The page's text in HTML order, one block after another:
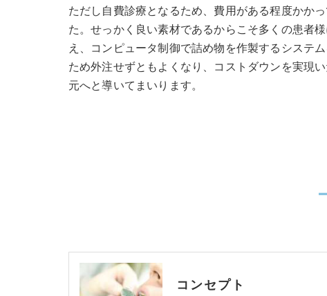
ただし自費診療となるため、費用がある程度かか
た。せっかく良い素材であるからこそ多くの患者
え、コンピュータ制御で詰め物を作製するシステ
ため外注せずともよくなり、コストダウンを実現
元へと導いてまいります。
コンセプト